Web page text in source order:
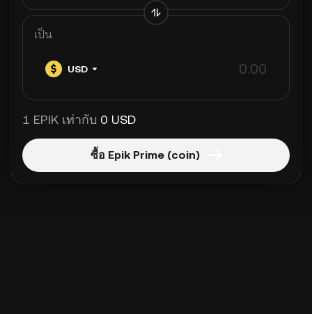
เป็น
USD
1 EPIK เท่ากับ 0 USD
ซื้อ Epik Prime (coin)